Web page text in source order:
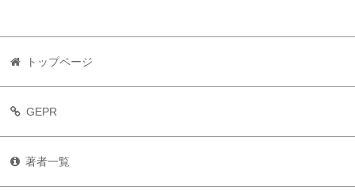
トップページ
GEPR
著者一覧